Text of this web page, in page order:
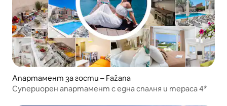
Апартамент за гости – Fažana
Супериорен апартамент с една спалня и тераса 4*